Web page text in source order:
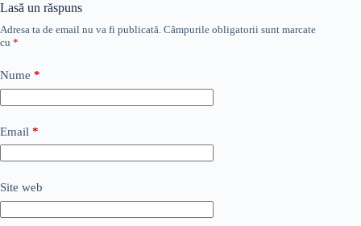
Lasă un răspuns
Adresa ta de email nu va fi publicată. Câmpurile obligatorii sunt marcate
cu *
Nume *
Email *
Site web